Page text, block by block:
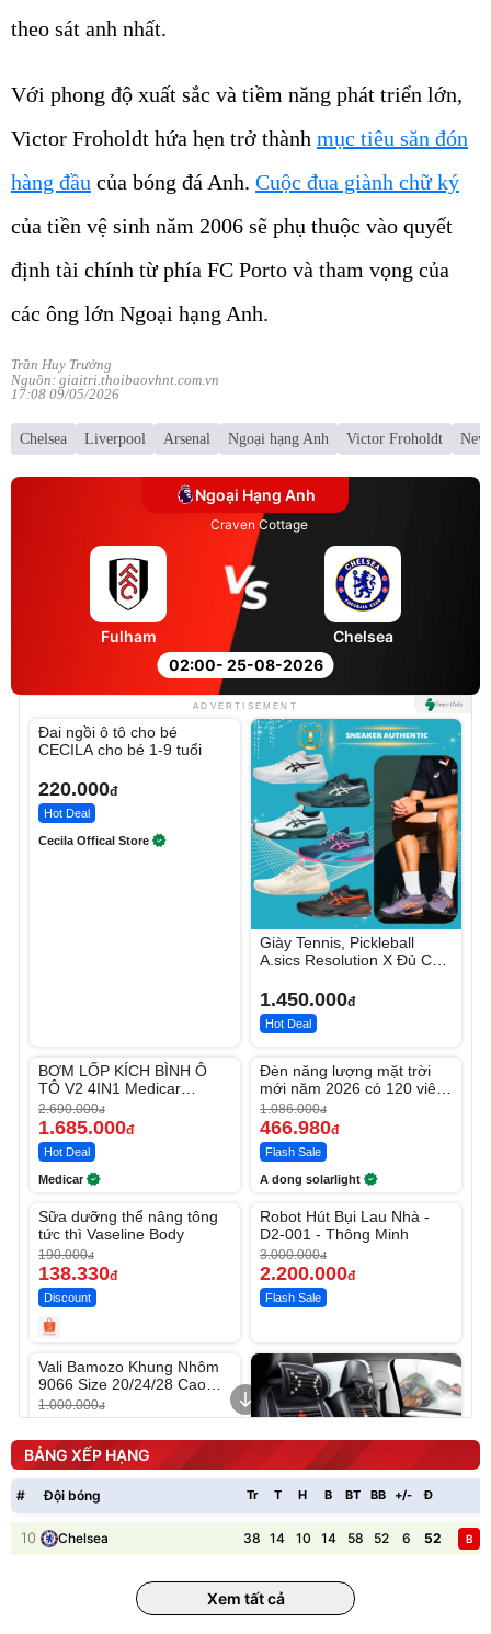
theo sát anh nhất.
Với phong độ xuất sắc và tiềm năng phát triển lớn,
Victor Froholdt hứa hẹn trở thành mục tiêu săn đón
hàng đầu của bóng đá Anh. Cuộc đua giành chữ ký
của tiền vệ sinh năm 2006 sẽ phụ thuộc vào quyết
định tài chính từ phía FC Porto và tham vọng của
các ông lớn Ngoại hạng Anh.
Trần Huy Trưởng
Nguồn: giaitri.thoibaovhnt.com.vn
17:08 09/05/2026
Chelsea Liverpool Arsenal Ngoại hạng Anh Victor Froholdt
Ngoại Hạng Anh
Craven Cottage
02:00- 25-08-2026
Fulham Chelsea
ADVERTISEMENT
Đai ngồi ô tô cho bé
CECILA cho bé 1-9 tuổi
220.000đ
Hot Deal
Cecila Offical Store
Giày Tennis, Pickleball
A.sics Resolution X Đủ Các
1.450.000đ
Hot Deal
-37%
BƠM LỐP KÍCH BÌNH Ô
TÔ V2 4IN1 Medicar
12.000mAh
2.690.000đ
1.685.000đ
Hot Deal
Medicar
-56%
Đèn năng lượng mặt trời
mới năm 2026 có 120 viên
LED lớn
1.086.000đ
466.980đ
Flash Sale
A dong solarlight
-27%
Sữa dưỡng thể nâng tông
tức thì Vaseline Body
190.000đ
138.330đ
Discount
-26%
Robot Hút Bụi Lau Nhà -
D2-001 - Thông Minh
3.000.000đ
2.200.000đ
Flash Sale
Vali Bamozo Khung Nhôm
9066 Size 20/24/28 Cao
Cấp
1.000.000đ
825.000
Flash Sale
chống nóng giúp thoải mái
trong di chuyển
BẢNG XẾP HẠNG
# Đội bóng Tr T H B BT BB +/- Đ
10 Chelsea 38 14 10 14 58 52 6 52 B
Xem tất cả